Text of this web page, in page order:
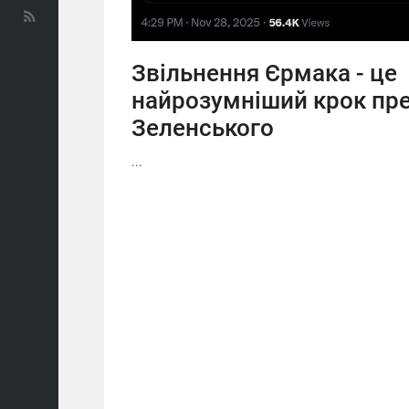
Звільнення Єрмака - це
найрозумніший крок
Зеленського
...